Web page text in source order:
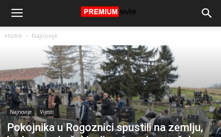
Home Najnovije
Najnovije Vijesti
Pokojnika u Rogoznici spustili na zemlju,